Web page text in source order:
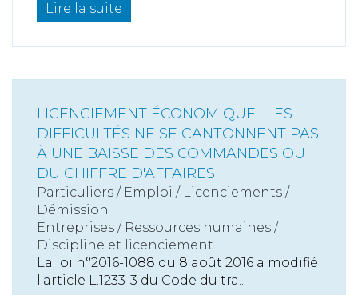
Lire la suite
LICENCIEMENT ÉCONOMIQUE : LES
DIFFICULTÉS NE SE CANTONNENT PAS
À UNE BAISSE DES COMMANDES OU
DU CHIFFRE D'AFFAIRES
Particuliers / Emploi / Licenciements /
Démission
Entreprises / Ressources humaines /
Discipline et licenciement
La loi n°2016-1088 du 8 août 2016 a modifié
l'article L.1233-3 du Code du tra...